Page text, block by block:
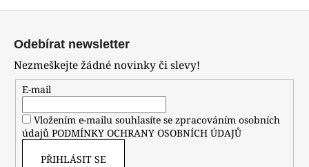
Odebírat newsletter
Nezmeškejte žádné novinky či slevy!
E-mail
Vložením e-mailu souhlasíte se zpracováním osobních
údajů PODMÍNKY OCHRANY OSOBNÍCH ÚDAJŮ
PŘIHLÁSIT SE